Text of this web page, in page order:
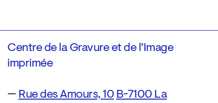
Centre de la Gravure et de l’Image
imprimée
— Rue des Amours, 10 B-7100 La